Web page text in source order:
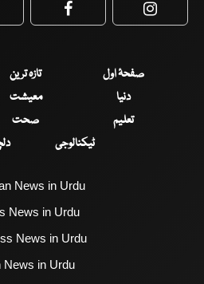
Facebook
صفحۂ اول تازہ ترین
دنیا
معیشت
تعلیم
صحت
ٹیکنالوجی
News in Urdu
News in Urdu
News in Urdu
News in Urdu